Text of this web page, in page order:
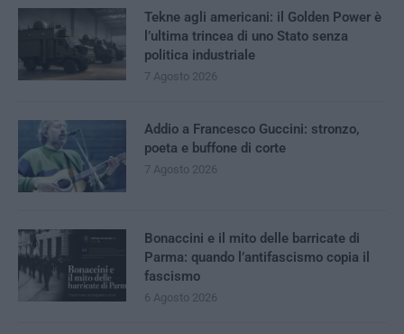
Tekne agli americani: il Golden Power è
l’ultima trincea di uno Stato senza
politica industriale
7 Agosto 2026
Addio a Francesco Guccini: stronzo,
poeta e buffone di corte
7 Agosto 2026
Bonaccini e il mito delle barricate di
Parma: quando l’antifascismo copia il
fascismo
6 Agosto 2026